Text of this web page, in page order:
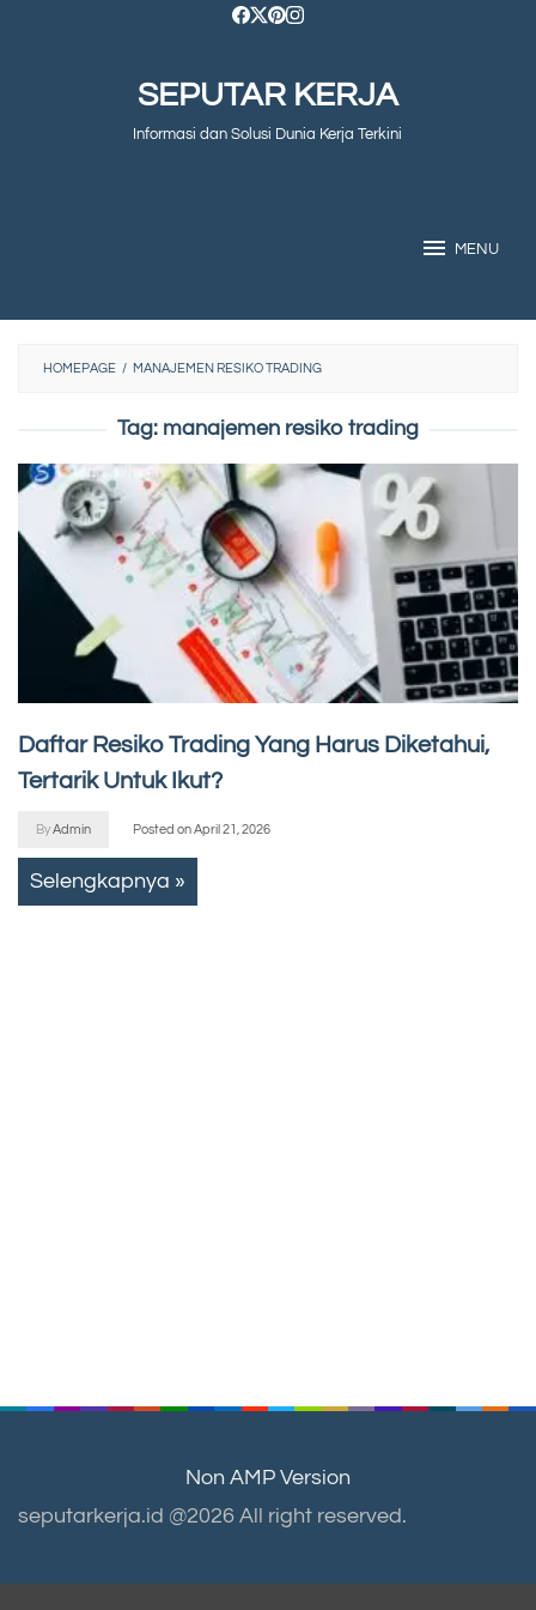
SEPUTAR KERJA
Informasi dan Solusi Dunia Kerja Terkini
MENU
HOMEPAGE / MANAJEMEN RESIKO TRADING
Tag: manajemen resiko trading
Daftar Resiko Trading Yang Harus Diketahui,
Tertarik Untuk Ikut?
ByAdmin Posted onApril 21, 2026
Selengkapnya »
Non AMP Version
seputarkerja.id @2026 All right reserved.